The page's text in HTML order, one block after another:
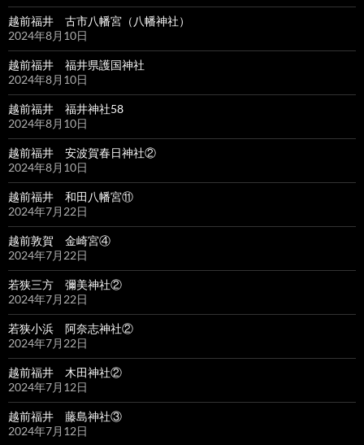
越前福井 古市八幡宮（八幡神社）
2024年8月10日
越前福井 福井県護国神社
2024年8月10日
越前福井 福井神社58
2024年8月10日
越前福井 安波賀春日神社②
2024年8月10日
越前福井 和田八幡宮⑪
2024年7月22日
越前敦賀 金崎宮④
2024年7月22日
若狭三方 彌美神社②
2024年7月22日
若狭小浜 阿奈志神社②
2024年7月22日
越前福井 木田神社②
2024年7月12日
越前福井 藤島神社③
2024年7月12日